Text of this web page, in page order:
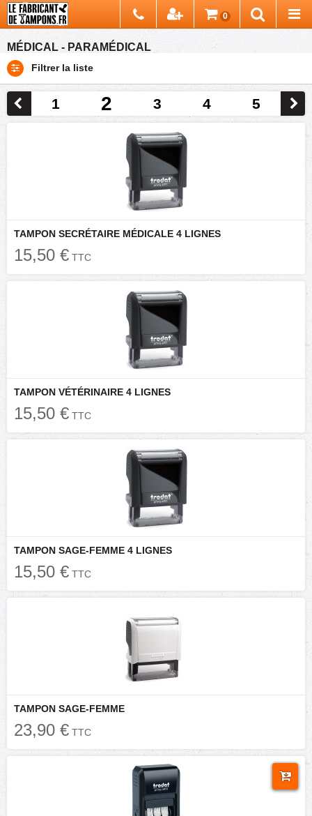
MÉDICAL - PARAMÉDICAL
Filtrer la liste
1 2 3 4 5
TAMPON SECRÉTAIRE MÉDICALE 4 LIGNES
15,50 € TTC
TAMPON VÉTÉRINAIRE 4 LIGNES
15,50 € TTC
TAMPON SAGE-FEMME 4 LIGNES
15,50 € TTC
TAMPON SAGE-FEMME
23,90 € TTC
0
Chercher